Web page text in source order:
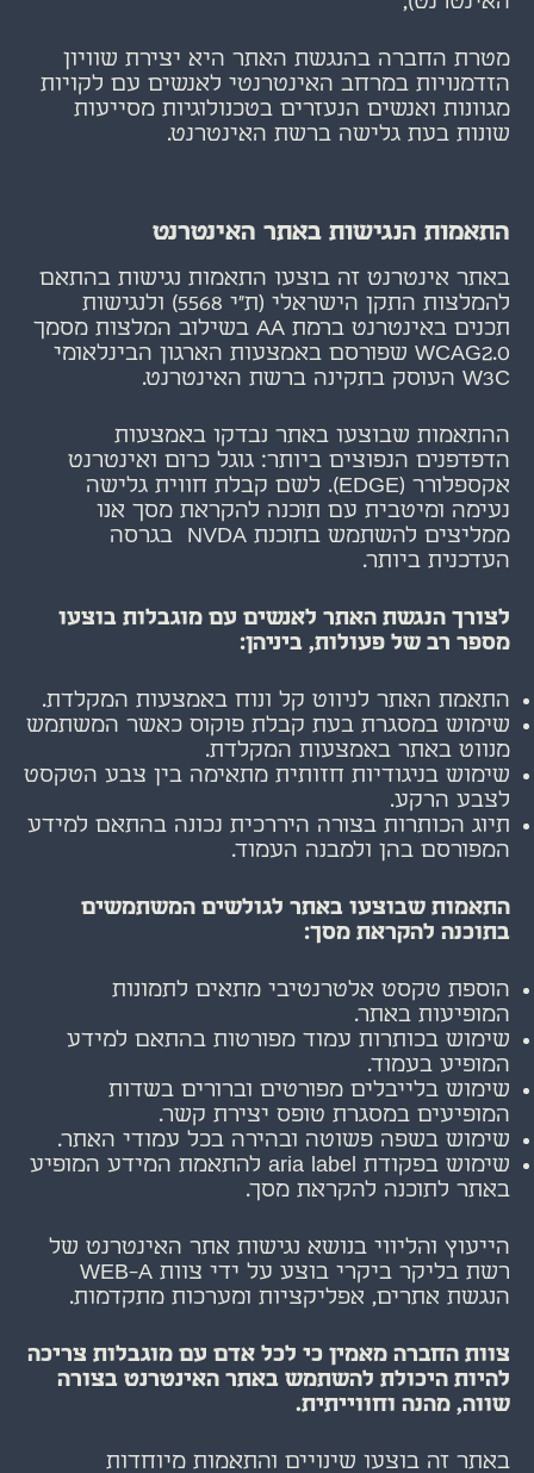
מטרת החברה בהנגשת האתר היא יצירת שוויון
הזדמנויות במרחב האינטרנטי לאנשים עם לקויות
מגוונות ואנשים הנעזרים בטכנולוגיות מסייעות
שונות בעת גלישה ברשת האינטרנט.
התאמות הנגישות באתר האינטרנט
באתר אינטרנט זה בוצעו התאמות נגישות בהתאם
להמלצות התקן הישראלי (ת"י 5568) ולנגישות
תכנים באינטרנט ברמת AA בשילוב המלצות מסמך
WCAG2.0 שפורסם באמצעות הארגון הבינלאומי
W3C העוסק בתקינה ברשת האינטרנט.
ההתאמות שבוצעו באתר נבדקו באמצעות
הדפדפנים הנפוצים ביותר: גוגל כרום ואינטרנט
אקספלורר (EDGE). לשם קבלת חווית גלישה
נעימה ומיטבית עם תוכנה להקראת מסך אנו
ממליצים להשתמש בתוכנת NVDA בגרסה
העדכנית ביותר.
לצורך הנגשת האתר לאנשים עם מוגבלות בוצעו
מספר רב של פעולות, ביניהן:
התאמת האתר לניווט קל ונוח באמצעות המקלדת.
שימוש במסגרת בעת קבלת פוקוס כאשר המשתמש
מנווט באתר באמצעות המקלדת.
שימוש בניגודיות חזותית מתאימה בין צבע הטקסט
לצבע הרקע.
תיוג הכותרות בצורה היררכית נכונה בהתאם למידע
המפורסם בהן ולמבנה העמוד.
התאמות שבוצעו באתר לגולשים המשתמשים
בתוכנה להקראת מסך:
הוספת טקסט אלטרנטיבי מתאים לתמונות
המופיעות באתר.
שימוש בכותרות עמוד מפורטות בהתאם למידע
המופיע בעמוד.
שימוש בלייבלים מפורטים וברורים בשדות
המופיעים במסגרת טופס יצירת קשר.
שימוש בשפה פשוטה ובהירה בכל עמודי האתר.
שימוש בפקודת aria label להתאמת המידע המופיע
באתר לתוכנה להקראת מסך.
הייעוץ והליווי בנושא נגישות אתר האינטרנט של
רשת בליקר ביקרי בוצע על ידי צוות WEB-A
הנגשת אתרים, אפליקציות ומערכות מתקדמות.
צוות החברה מאמין כי לכל אדם עם מוגבלות צריכה
להיות היכולת להשתמש באתר האינטרנט בצורה
שווה, מהנה וחווייתית.
באתר זה בוצעו שינויים והתאמות מיוחדות